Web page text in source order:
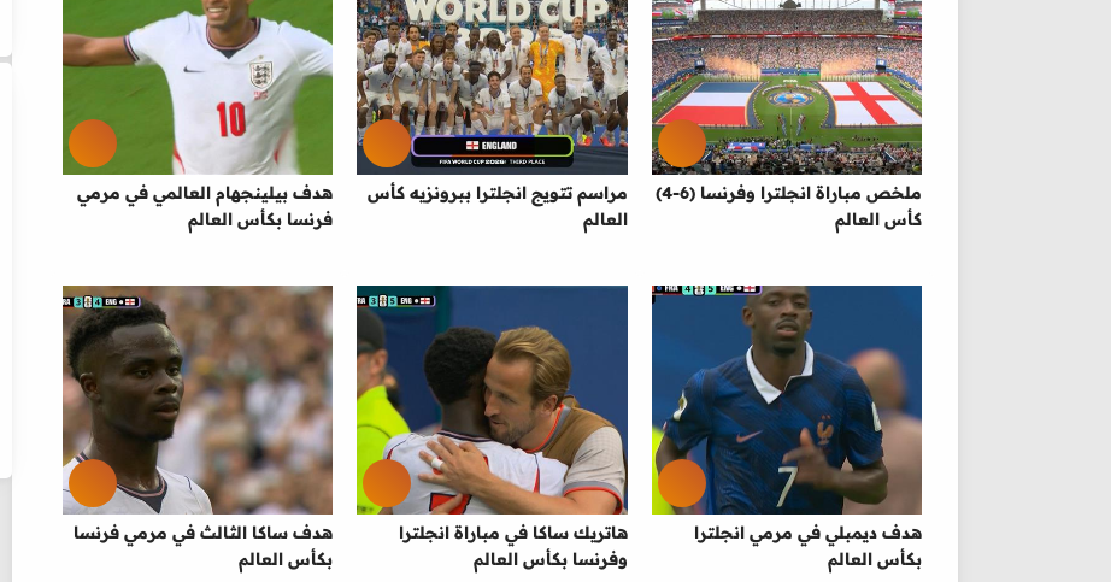
ملخص مباراة انجلترا وفرنسا (6-4)
كأس العالم
مراسم تتويج انجلترا ببرونزيه كأس
العالم
هدف بيلينجهام العالمي في مرمي
فرنسا بكأس العالم
هدف ديمبلي في مرمي انجلترا
بكأس العالم
هاتريك ساكا في مباراة انجلترا
وفرنسا بكأس العالم
هدف ساكا الثالث في مرمي فرنسا
بكأس العالم